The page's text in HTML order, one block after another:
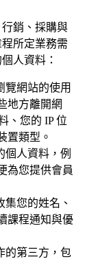
銷、採購與
所定業務需
人資料：
覽網站的使用
地方離開網
、您的 IP 位
置類型。
個人資料，例
為您提供會員
集您的姓名、
課程通知與優
的第三方，包